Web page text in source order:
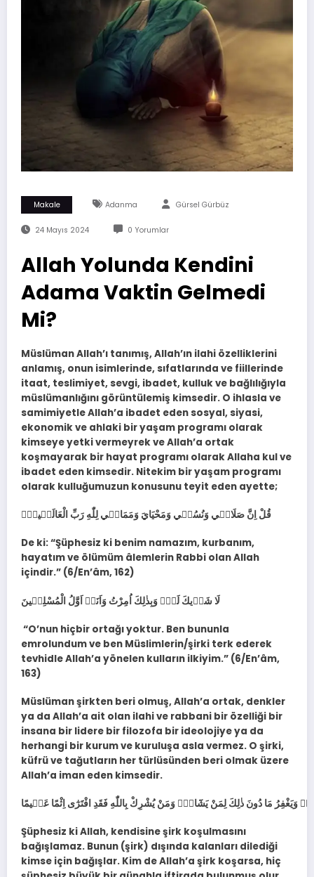
Makale Adanma Gürsel Gürbüz
24 Mayıs 2024 0 Yorumlar
Allah Yolunda Kendini
Adama Vaktin Gelmedi
Mi?
Müslüman Allah’ı tanımış, Allah’ın ilahi özelliklerini
anlamış, onun isimlerinde, sıfatlarında ve fiillerinde
itaat, teslimiyet, sevgi, ibadet, kulluk ve bağlılığıyla
müslümanlığını görüntülemiş kimsedir. O ihlasla ve
samimiyetle Allah’a ibadet eden sosyal, siyasi,
ekonomik ve ahlaki bir yaşam programı olarak
kimseye yetki vermeyrek ve Allah’a ortak
koşmayarak bir hayat programı olarak Allaha kul ve
ibadet eden kimsedir. Nitekim bir yaşam programı
olarak kulluğumuzun konusunu teyit eden ayette;
De ki: “Şüphesiz ki benim namazım, kurbanım,
hayatım ve ölümüm âlemlerin Rabbi olan Allah
içindir.” (6/En’âm, 162)
“O’nun hiçbir ortağı yoktur. Ben bununla
emrolundum ve ben Müslimlerin/şirki terk ederek
tevhidle Allah’a yönelen kulların ilkiyim.” (6/En’âm,
163)
Müslüman şirkten beri olmuş, Allah’a ortak, denkler
ya da Allah’a ait olan ilahi ve rabbani bir özelliği bir
insana bir lidere bir filozofa bir ideolojiye ya da
herhangi bir kurum ve kuruluşa asla vermez. O şirki,
küfrü ve tağutların her türlüsünden beri olmak üzere
Allah’a iman eden kimsedir.
Şüphesiz ki Allah, kendisine şirk koşulmasını
bağışlamaz. Bunun (şirk) dışında kalanları dilediği
kimse için bağışlar. Kim de Allah’a şirk koşarsa, hiç